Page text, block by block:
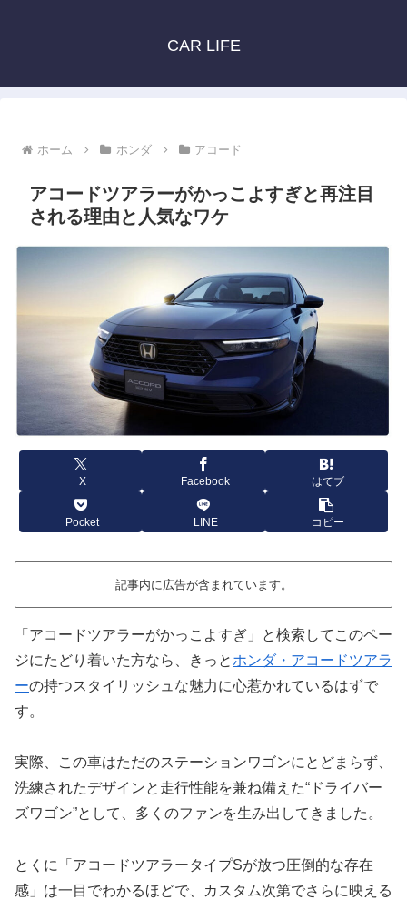
CAR LIFE
ホーム ホンダ アコード
アコードツアラーがかっこよすぎと再注目
される理由と人気なワケ
X Facebook はてブ
Pocket LINE コピー
記事内に広告が含まれています。
「アコードツアラーがかっこよすぎ」と検索してこのペー
ジにたどり着いた方なら、きっと ホンダ・アコードツアラ
ーの持つスタイリッシュな魅力に心惹かれているはずで
す。
実際、この車はただのステーションワゴンにとどまらず、
洗練されたデザインと走行性能を兼ね備えた“ドライバー
ズワゴン”として、多くのファンを生み出してきました。
とくに「アコードツアラータイプSが放つ圧倒的な存在
感」は一目でわかるほどで、カスタム次第でさらに映える